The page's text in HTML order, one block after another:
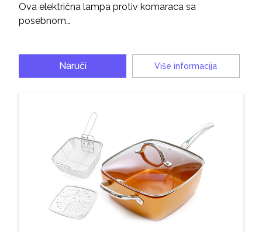
Ova električna lampa protiv komaraca sa
posebnom…
Naruči Više informacija